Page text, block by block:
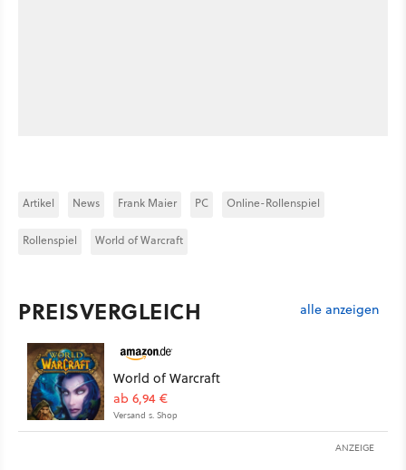
Artikel News Frank Maier PC Online-Rollenspiel
Rollenspiel World of Warcraft
PREISVERGLEICH alle anzeigen
World of Warcraft
ab 6,94 €
Versand s. Shop
ANZEIGE